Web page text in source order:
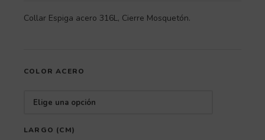
Collar Espiga acero 316L, Cierre Mosquetón.
COLOR ACERO
LARGO (CM)